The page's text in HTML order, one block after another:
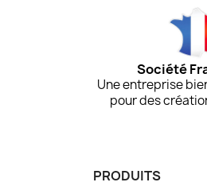
Société
Une entreprise
pour des
PRODUITS